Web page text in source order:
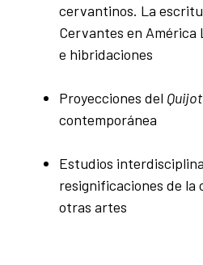
cervantinos. La
Cervantes en
e hibridaciones
Proyecciones del
contemporánea
Estudios
resignificaciones de la
otras artes